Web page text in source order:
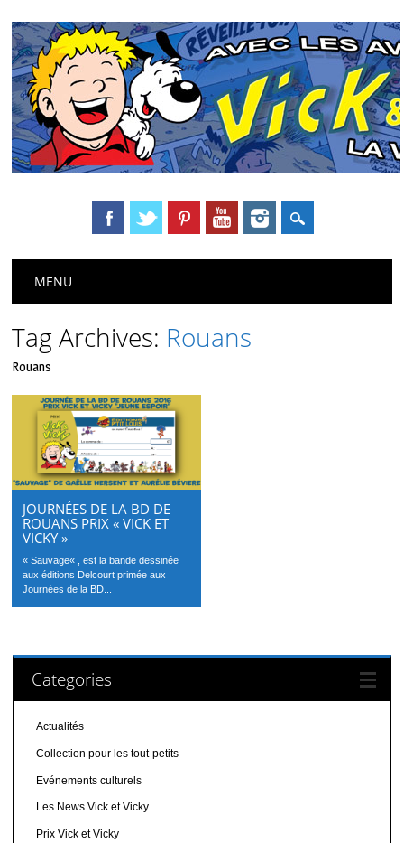
Main menu
MENU
Tag Archives: Rouans
Rouans
JOURNÉES DE LA BD DE
ROUANS PRIX « VICK ET
VICKY »
« Sauvage« , est la bande dessinée
aux éditions Delcourt primée aux
Journées de la BD...
Categories
Actualités
Collection pour les tout-petits
Evénements culturels
Les News Vick et Vicky
Prix Vick et Vicky